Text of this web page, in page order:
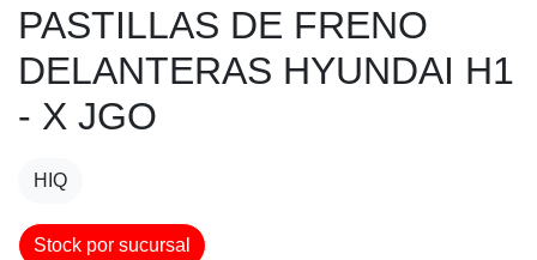
PASTILLAS DE FRENO
DELANTERAS HYUNDAI H1
- X JGO
HIQ
Stock por sucursal